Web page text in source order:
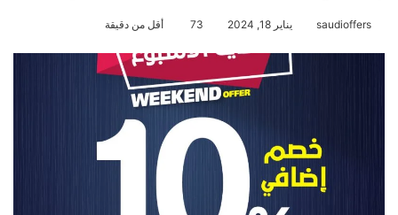
saudioffers يناير 18, 2024 73 أقل من دقيقة